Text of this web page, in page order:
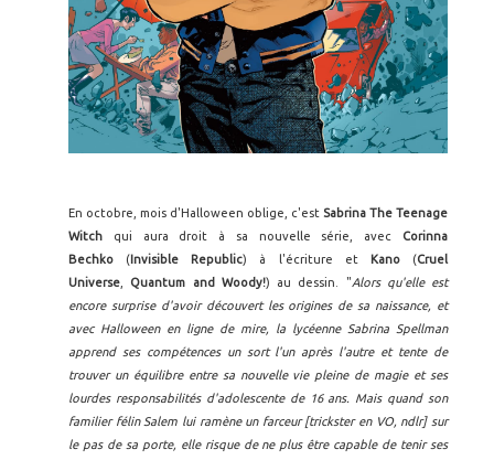
En octobre, mois d'Halloween oblige, c'est Sabrina The Teenage
Witch
qui aura droit à sa nouvelle série, avec Corinna
Bechko (Invisible Republic) à l'écriture et Kano (Cruel
Universe
Quantum and Woody!) au dessin. "Alors qu'elle est
encore surprise d'avoir découvert les origines de sa naissance, et
avec Halloween en ligne de mire, la lycéenne Sabrina Spellman
apprend ses compétences un sort l'un après l'autre et tente de
trouver un équilibre entre sa nouvelle vie pleine de magie et ses
lourdes responsabilités d'adolescente de 16 ans. Mais quand son
familier félin Salem lui ramène un farceur [trickster en VO, ndlr] sur
le pas de sa porte, elle risque de ne plus être capable de tenir ses